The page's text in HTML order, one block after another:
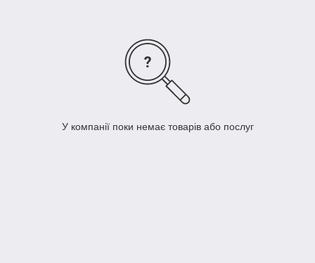
У компанії поки немає товарів або послуг